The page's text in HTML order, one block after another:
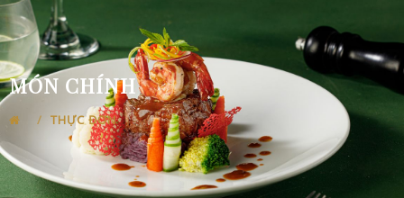
MÓN CHÍNH
THỰC ĐƠN